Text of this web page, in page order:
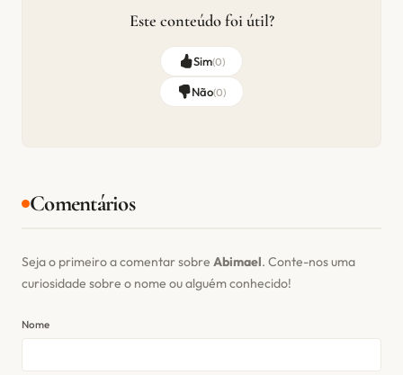
Este conteúdo foi útil?
Sim(0)
Não(0)
Comentários
Seja o primeiro a comentar sobre Abimael. Conte-nos uma
curiosidade sobre o nome ou alguém conhecido!
Nome